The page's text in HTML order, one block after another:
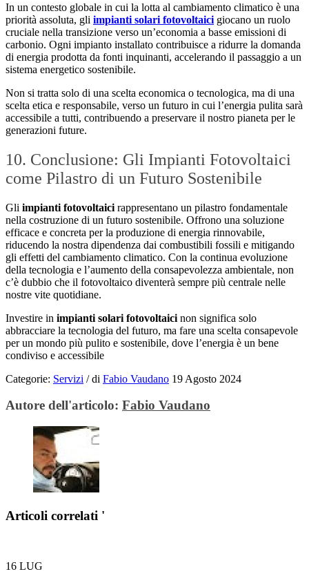
In un contesto globale in cui la lotta al cambiamento climatico è una
priorità assoluta, gli impianti solari fotovoltaici giocano un ruolo
cruciale nella transizione verso un’economia a basse emissioni di
carbonio. Ogni impianto installato contribuisce a ridurre la domanda
di energia prodotta da fonti inquinanti, accelerando il passaggio a un
sistema energetico sostenibile.
Non si tratta solo di una scelta economica o tecnologica, ma di una
scelta etica e responsabile, verso un futuro in cui l’energia pulita sarà
accessibile a tutti, contribuendo a preservare il nostro pianeta per le
generazioni future.
10. Conclusione: Gli Impianti Fotovoltaici
come Pilastro di un Futuro Sostenibile
Gli impianti fotovoltaici rappresentano un pilastro fondamentale
nella costruzione di un futuro sostenibile. Offrono una soluzione
efficace e concreta per la produzione di energia rinnovabile,
riducendo la nostra dipendenza dai combustibili fossili e mitigando
gli effetti del cambiamento climatico. Con la continua evoluzione
della tecnologia e l’aumento della consapevolezza ambientale, non
c’è dubbio che il fotovoltaico diventerà sempre più centrale nelle
nostre vite quotidiane.
Investire in impianti solari fotovoltaici non significa solo
abbracciare la tecnologia del futuro, ma fare una scelta consapevole
per un mondo più pulito e sostenibile, dove l’energia è un bene
condiviso e accessibile
Categorie: Servizi /di Fabio Vaudano 19 Agosto 2024
Autore dell'articolo: Fabio Vaudano
Articoli correlati '
16 LUG